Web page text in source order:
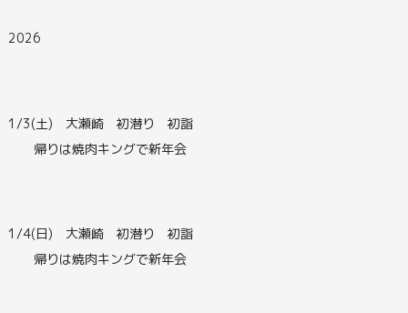
2026
1/3(土) 大瀬崎 初潜り 初詣
帰りは焼肉キングで新年会
1/4(日) 大瀬崎 初潜り 初詣
帰りは焼肉キングで新年会